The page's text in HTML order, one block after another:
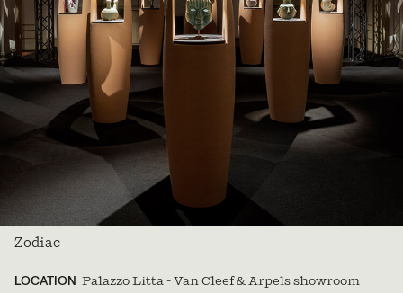
Zodiac
LOCATION Palazzo Litta - Van Cleef & Arpels showroom